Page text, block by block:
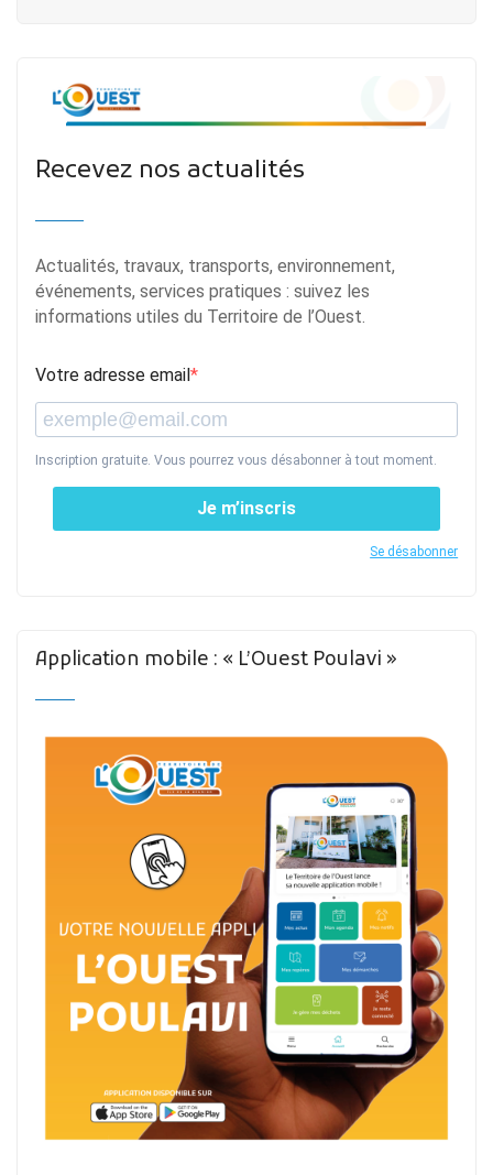
Recevez nos actualités
Actualités, travaux, transports, environnement,
événements, services pratiques : suivez les
informations utiles du Territoire de l’Ouest.
Votre adresse email
Inscription gratuite. Vous pourrez vous désabonner à tout moment.
Je m’inscris
Se désabonner
Application mobile : « L’Ouest Poulavi »